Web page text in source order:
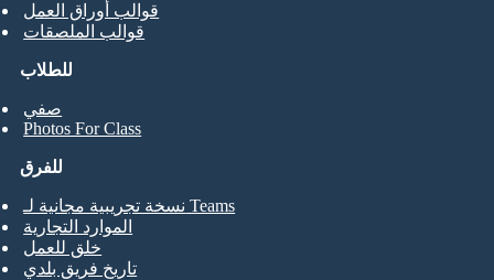
للطلاب
صفي
Photos For Class
قوالب أوراق العمل
قوالب الملصقات
للفرق
نسخة تجريبية مجانية لـ Teams
الموارد التجارية
خلق للعمل
تاريخ فريق بلدي